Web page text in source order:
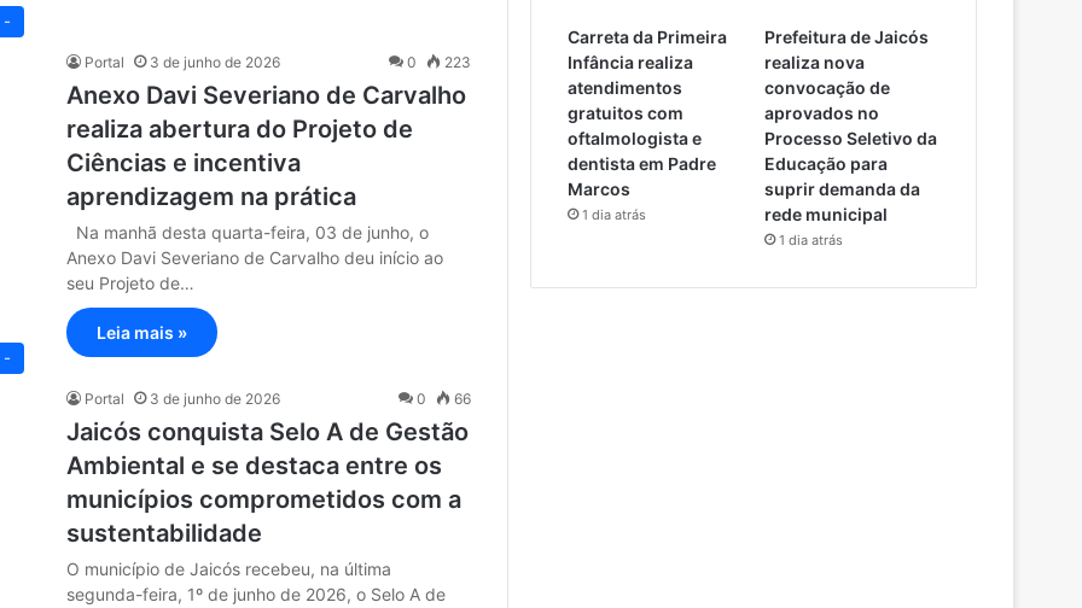
-
Portal 3 de junho de 2026 0 223
Anexo Davi Severiano de Carvalho
realiza abertura do Projeto de
Ciências e incentiva
aprendizagem na prática
Na manhã desta quarta-feira, 03 de junho, o
Anexo Davi Severiano de Carvalho deu início ao
seu Projeto de…
Leia mais »
-
Portal 3 de junho de 2026 0 66
Jaicós conquista Selo A de Gestão
Ambiental e se destaca entre os
municípios comprometidos com a
sustentabilidade
O município de Jaicós recebeu, na última
segunda-feira, 1º de junho de 2026, o Selo A de
Carreta da Primeira
Infância realiza
atendimentos
gratuitos com
oftalmologista e
dentista em Padre
Marcos
1 dia atrás
Prefeitura de Jaicós
realiza nova
convocação de
aprovados no
Processo Seletivo da
Educação para
suprir demanda da
rede municipal
1 dia atrás